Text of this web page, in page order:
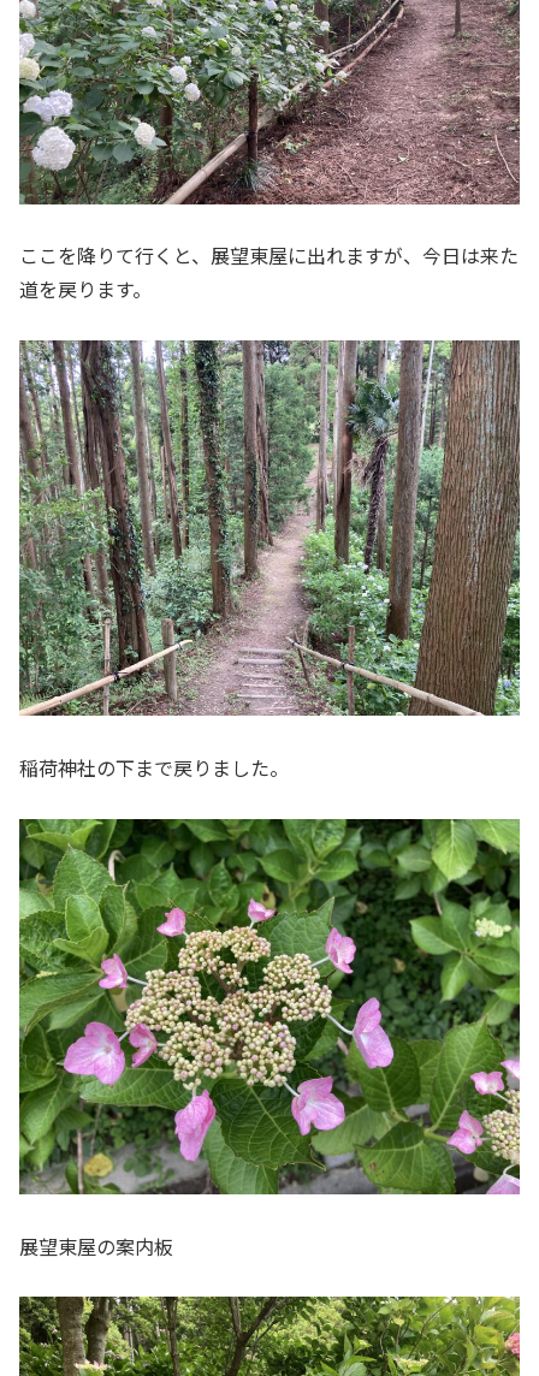
ここを降りて行くと、展望東屋に出れますが、今日は来た
道を戻ります。
稲荷神社の下まで戻りました。
展望東屋の案内板